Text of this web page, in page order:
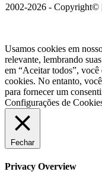
2002-2026 - Copyright©
Usamos cookies em
relevante, lembrando
em “Aceitar todos”,
cookies. No entanto,
para fornecer um
Configurações de
Fechar
Privacy Overview